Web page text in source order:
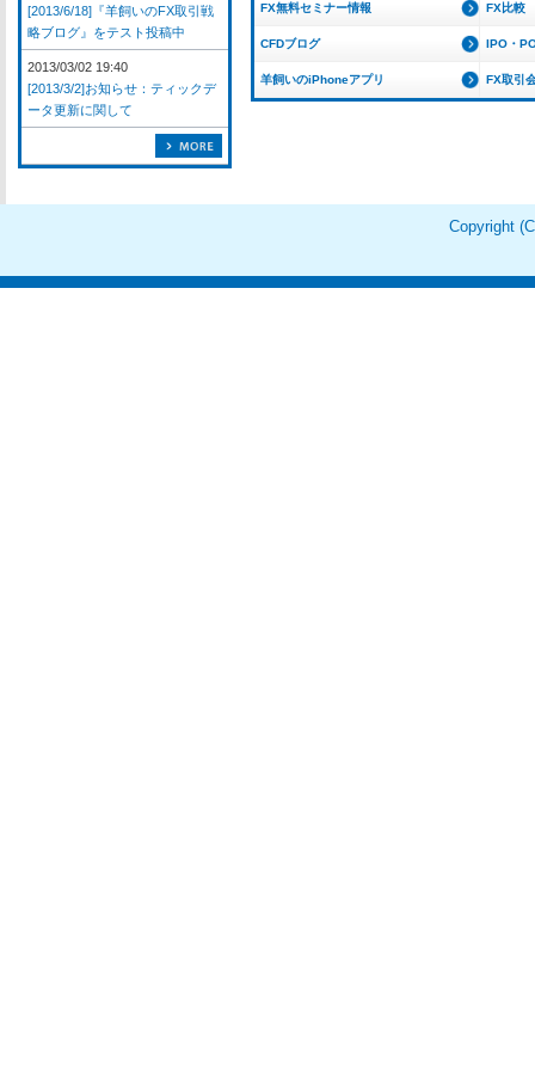
FX無料セミナー情報 FX比較
CFDブログ IPO・
羊飼いのiPhoneアプリ FX取引
[2013/6/18]『羊飼いのFX取引戦
略ブログ』をテスト投稿中
2013/03/02 19:40
[2013/3/2]お知らせ：ティックデ
ータ更新に関して
Copyright